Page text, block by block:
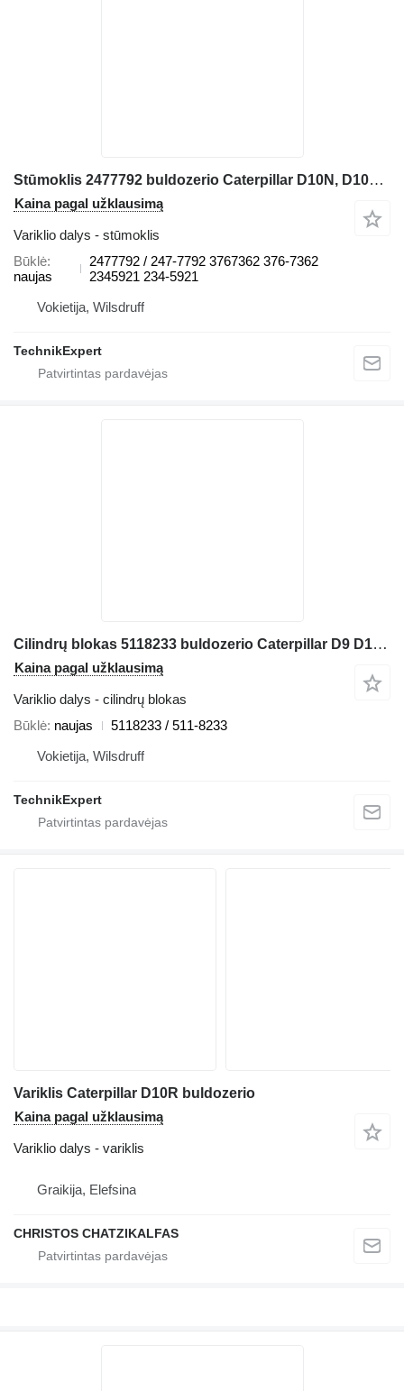
Stūmoklis 2477792 buldozerio Caterpillar D10N, D10R, D10T, D10T2, D9N ,D9R, D9T
Kaina pagal užklausimą
Variklio dalys - stūmoklis
Būklė
naujas
2477792 / 247-7792 3767362 376-7362
2345921 234-5921
Vokietija, Wilsdruff
TechnikExpert
Cilindrų blokas 5118233 buldozerio Caterpillar D9 D10 D10T2
Kaina pagal užklausimą
Variklio dalys - cilindrų blokas
Būklė naujas
5118233 / 511-8233
Vokietija, Wilsdruff
TechnikExpert
Variklis Caterpillar D10R buldozerio
Kaina pagal užklausimą
Variklio dalys - variklis
Graikija, Elefsina
CHRISTOS CHATZIKALFAS